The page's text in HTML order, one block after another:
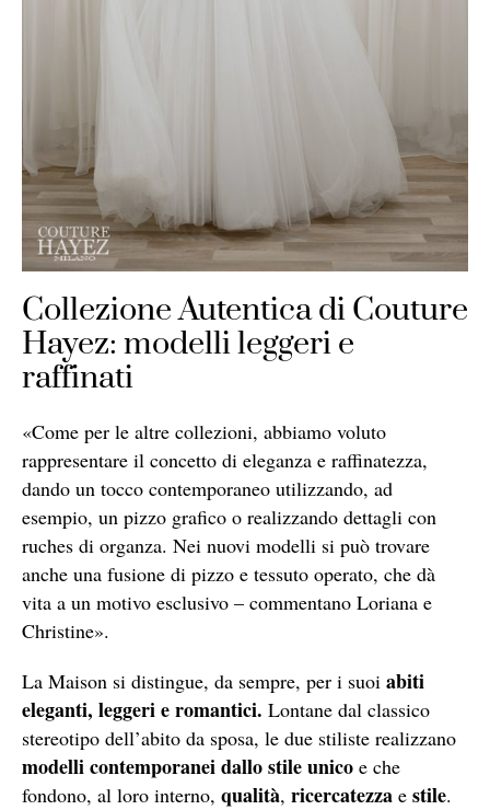
Collezione Autentica di Couture
Hayez: modelli leggeri e
raffinati
«Come per le altre collezioni, abbiamo voluto
rappresentare il concetto di eleganza e raffinatezza,
dando un tocco contemporaneo utilizzando, ad
esempio, un pizzo grafico o realizzando dettagli con
ruches di organza. Nei nuovi modelli si può trovare
anche una fusione di pizzo e tessuto operato, che dà
vita a un motivo esclusivo – commentano Loriana e
Christine».
La Maison si distingue, da sempre, per i suoi abiti
eleganti, leggeri e romantici. Lontane dal classico
stereotipo dell’abito da sposa, le due stiliste realizzano
modelli contemporanei dallo stile unico e che
fondono, al loro interno, qualità, ricercatezza e stile.